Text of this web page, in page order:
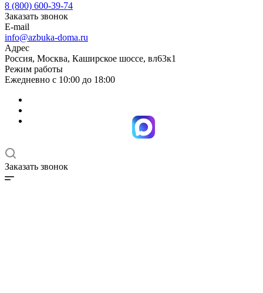
8 (800) 600-39-74
Заказать звонок
E-mail
info@azbuka-doma.ru
Адрес
Россия, Москва, Каширское шоссе, вл63к1
Режим работы
Ежедневно с 10:00 до 18:00
Заказать звонок